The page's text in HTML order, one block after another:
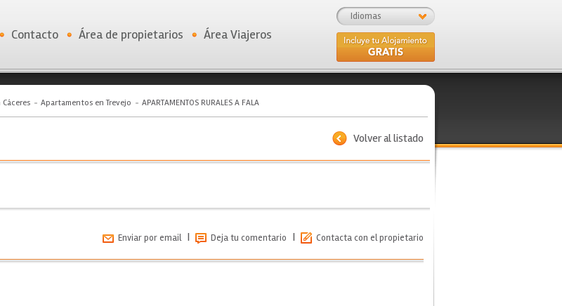
Idiomas
Contacto Área de propietarios Área Viajeros
Apartamentos en Trevejo APARTAMENTOS RURALES A FALA
Volver al listado
Enviar por email | Deja tu comentario | Contacta con el propietario